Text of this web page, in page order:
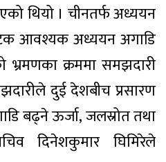
थियो । चीनतर्फ अध्ययन
आवश्यक अध्ययन अगाडि
भ्रमणका क्रममा समझदारी
दुई देशबीच प्रसारण
बढ्ने ऊर्जा, जलस्रोत तथा
दिनेशकुमार घिमिरेले